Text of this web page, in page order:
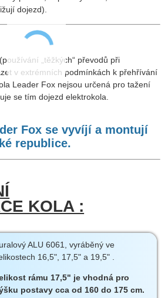
dojezd).
„těžkých“ převodů při
v extrémních podmínkách k přehřívání
Leader Fox nejsou určená pro tažení
se tím dojezd elektrokola.
Fox se vyvíjí a montují
republice.
KOLA :
ALU 6061, vyráběný ve
16,5", 17,5" a 19,5" .
rámu 17,5" je vhodná pro
postavy cca od 160 do 175 cm.